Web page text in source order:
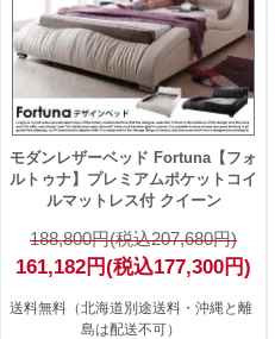
モダンレザーベッド Fortuna【フォ
ルトゥナ】プレミアムポケットコイ
ルマットレス付 クイーン
188,800円(税込207,680円)
161,182円(税込177,300円)
送料無料（北海道別途送料・沖縄と離
島は配送不可）